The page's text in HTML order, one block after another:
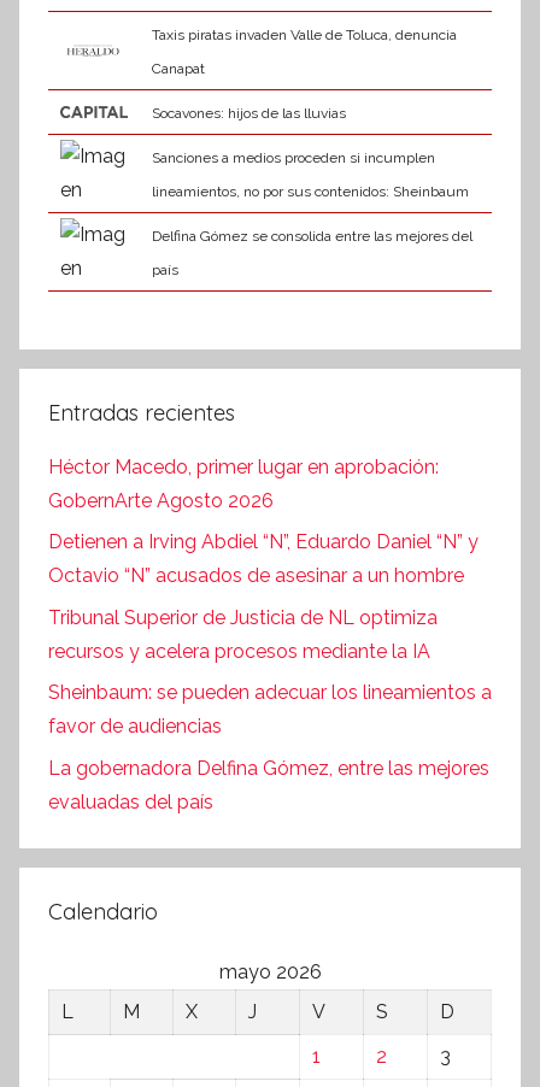
Taxis piratas invaden Valle de Toluca, denuncia
Canapat
Socavones: hijos de las lluvias
Sanciones a medios proceden si incumplen
lineamientos, no por sus contenidos: Sheinbaum
Delfina Gómez se consolida entre las mejores del
país
Entradas recientes
Héctor Macedo, primer lugar en aprobación:
GobernArte Agosto 2026
Detienen a Irving Abdiel “N”, Eduardo Daniel “N” y
Octavio “N” acusados de asesinar a un hombre
Tribunal Superior de Justicia de NL optimiza
recursos y acelera procesos mediante la IA
Sheinbaum: se pueden adecuar los lineamientos a
favor de audiencias
La gobernadora Delfina Gómez, entre las mejores
evaluadas del país
Calendario
mayo 2026
L
M X J V S
D
1
2
3